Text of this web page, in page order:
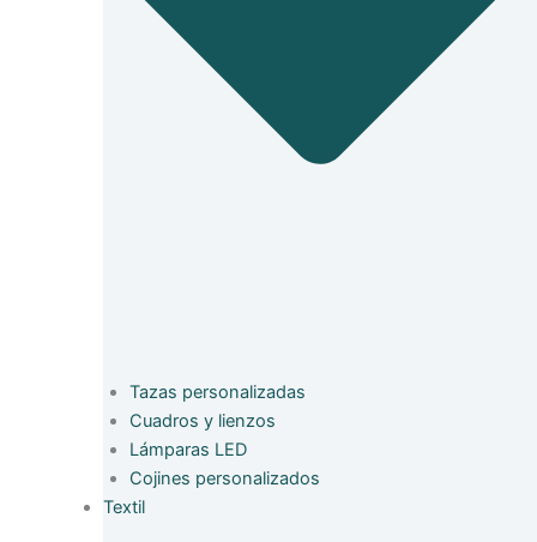
Tazas personalizadas
Cuadros y lienzos
Lámparas LED
Cojines personalizados
Textil